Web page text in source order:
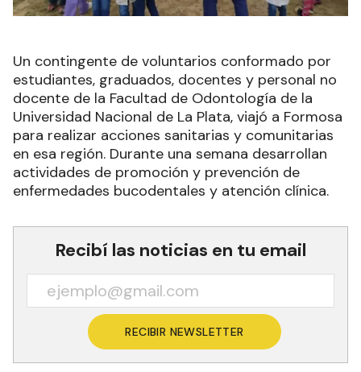
Un contingente de voluntarios conformado por
estudiantes, graduados, docentes y personal no
docente de la Facultad de Odontología de la
Universidad Nacional de La Plata, viajó a Formosa
para realizar acciones sanitarias y comunitarias
en esa región. Durante una semana desarrollan
actividades de promoción y prevención de
enfermedades bucodentales y atención clínica.
Recibí las noticias en tu email
RECIBIR NEWSLETTER